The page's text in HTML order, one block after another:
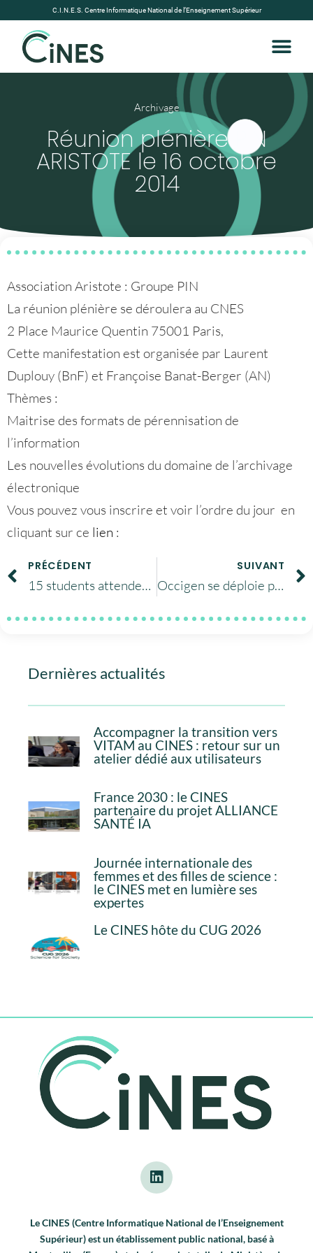
C.I.N.E.S. Centre Informatique National de l’Enseignement Supérieur
Archivage
Réunion plénière PIN
ARISTOTE le 16 octobre
2014
Association Aristote : Groupe PIN
La réunion plénière se déroulera au CNES
2 Place Maurice Quentin 75001 Paris,
Cette manifestation est organisée par Laurent
Duplouy (BnF) et Françoise Banat-Berger (AN)
Thèmes :
Maitrise des formats de pérennisation de
l’information
Les nouvelles évolutions du domaine de l’archivage
électronique
Vous pouvez vous inscrire et voir l’ordre du jour en
cliquant sur ce lien :
PRÉCÉDENT
15 students attended the training ‘Debugging & Optimization’
SUIVANT
Occigen se déploie progressivement …
Dernières actualités
Accompagner la transition vers
VITAM au CINES : retour sur un
atelier dédié aux utilisateurs
France 2030 : le CINES
partenaire du projet ALLIANCE
SANTÉ IA
Journée internationale des
femmes et des filles de science :
le CINES met en lumière ses
expertes
Le CINES hôte du CUG 2026
Le CINES (Centre Informatique National de l’Enseignement
Supérieur) est un établissement public national, basé à